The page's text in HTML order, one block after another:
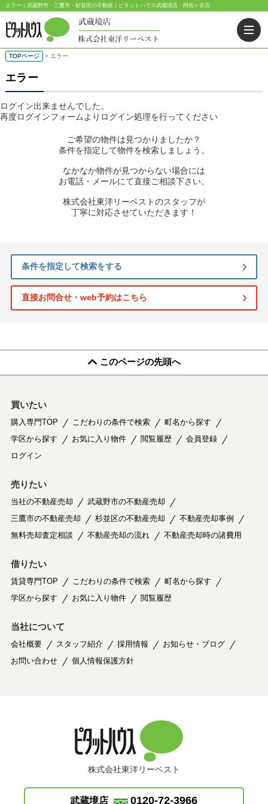
エラー｜武蔵野市・三鷹市・杉並区の不動産｜ピタットハウス武蔵境店・阿佐ヶ谷店
TOPページ > エラー
エラー
ログイン出来ませんでした。
再度ログインフォームよりログイン処理を行ってください
ご希望の物件は見つかりましたか？
条件を指定して物件を検索しましょう。
なかなか物件が見つからない場合には
お電話・メールにて直接ご相談下さい。
株式会社東洋リーベストのスタッフが
丁寧に対応させていただきます！
条件を指定して検索をする
直接お問合せ・web予約はこちら
このページの先頭へ
買いたい
購入専門TOP こだわりの条件で検索
町名から探す
学区から探す
お気に入り物件 閲覧履歴
会員登録
ログイン
売りたい
当社の不動産売却
武蔵野市の不動産売却
三鷹市の不動産売却
杉並区の不動産売却
不動産売却事例
無料売却査定相談
不動産売却の流れ 不動産売却時の諸費用
借りたい
賃貸専門TOP こだわりの条件で検索
町名から探す
学区から探す
お気に入り物件 閲覧履歴
当社について
会社概要 スタッフ紹介 採用情報
お知らせ・ブログ
お問い合わせ
個人情報保護方針
株式会社東洋リーベスト
武蔵境店 0120-72-3966